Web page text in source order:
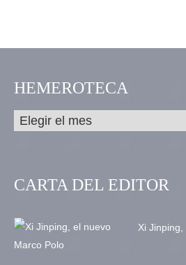
HEMEROTECA
CARTA DEL EDITOR
Xi